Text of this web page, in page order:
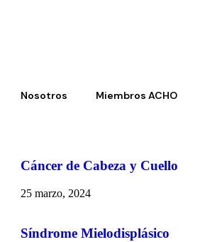
Nosotros Miembros ACHO
Cáncer de Cabeza y Cuello
25 marzo, 2024
Síndrome Mielodisplásico